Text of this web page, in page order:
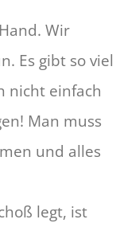
Wir
Es gibt so viel
nicht einfach
Man muss
und alles
legt, ist